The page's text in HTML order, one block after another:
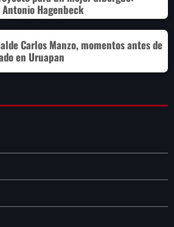
Antonio Hagenbeck
Carlos Manzo, momentos antes de
en Uruapan